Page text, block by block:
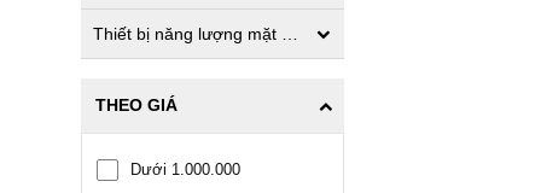
Thiết bị năng lượng mặt trời
THEO GIÁ
Dưới 1.000.000